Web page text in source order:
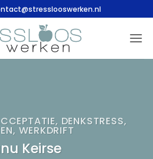
, DENKSTRESS,
, WERKDRIFT
Keirse